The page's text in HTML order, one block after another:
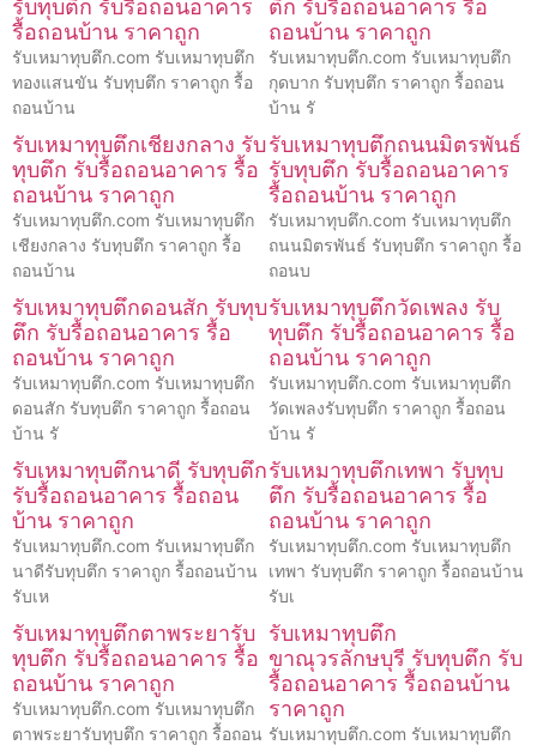
รับทุบตึก รับรื้อถอนอาคาร
รื้อถอนบ้าน ราคาถูก
รับเหมาทุบตึก.com รับเหมาทุบตึก
ทองแสนขัน รับทุบตึก ราคาถูก รื้อ
ถอนบ้าน
ตึก รับรื้อถอนอาคาร รื้อ
ถอนบ้าน ราคาถูก
รับเหมาทุบตึก.com รับเหมาทุบตึก
กุดบาก รับทุบตึก ราคาถูก รื้อถอน
บ้าน รั
รับเหมาทุบตึกเชียงกลาง รับ
ทุบตึก รับรื้อถอนอาคาร รื้อ
ถอนบ้าน ราคาถูก
รับเหมาทุบตึก.com รับเหมาทุบตึก
เชียงกลาง รับทุบตึก ราคาถูก รื้อ
ถอนบ้าน
รับเหมาทุบตึกถนนมิตรพันธ์
รับทุบตึก รับรื้อถอนอาคาร
รื้อถอนบ้าน ราคาถูก
รับเหมาทุบตึก.com รับเหมาทุบตึก
ถนนมิตรพันธ์ รับทุบตึก ราคาถูก รื้อ
ถอนบ
รับเหมาทุบตึกดอนสัก รับทุบ
ตึก รับรื้อถอนอาคาร รื้อ
ถอนบ้าน ราคาถูก
รับเหมาทุบตึก.com รับเหมาทุบตึก
ดอนสัก รับทุบตึก ราคาถูก รื้อถอน
บ้าน รั
รับเหมาทุบตึกวัดเพลง รับ
ทุบตึก รับรื้อถอนอาคาร รื้อ
ถอนบ้าน ราคาถูก
รับเหมาทุบตึก.com รับเหมาทุบตึก
วัดเพลงรับทุบตึก ราคาถูก รื้อถอน
บ้าน รั
รับเหมาทุบตึกนาดี รับทุบตึก
รับรื้อถอนอาคาร รื้อถอน
บ้าน ราคาถูก
รับเหมาทุบตึก.com รับเหมาทุบตึก
นาดีรับทุบตึก ราคาถูก รื้อถอนบ้าน
รับเห
รับเหมาทุบตึกเทพา รับทุบ
ตึก รับรื้อถอนอาคาร รื้อ
ถอนบ้าน ราคาถูก
รับเหมาทุบตึก.com รับเหมาทุบตึก
เทพา รับทุบตึก ราคาถูก รื้อถอนบ้าน
รับเ
รับเหมาทุบตึกตาพระยารับ
ทุบตึก รับรื้อถอนอาคาร รื้อ
ถอนบ้าน ราคาถูก
รับเหมาทุบตึก.com รับเหมาทุบตึก
ตาพระยารับทุบตึก ราคาถูก รื้อถอน
รับเหมาทุบตึก
ขาณุวรลักษบุรี รับทุบตึก รับ
รื้อถอนอาคาร รื้อถอนบ้าน
ราคาถูก
รับเหมาทุบตึก.com รับเหมาทุบตึก